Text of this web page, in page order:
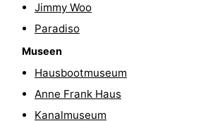
Warenhäuser
Veranstaltungen
Spezial
Kanale
Coffeeshops
Jimmy Woo
Paradiso
Museen
Hausbootmuseum
Anne Frank Haus
Kanalmuseum